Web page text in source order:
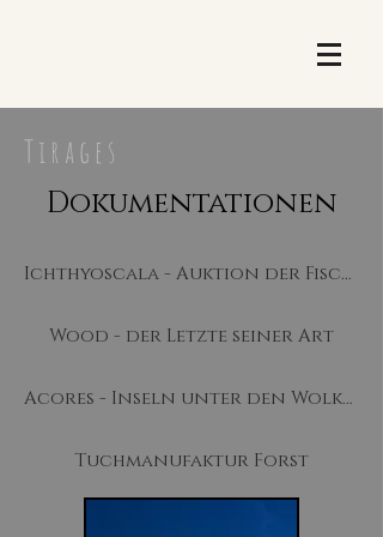
T i r a g e s
Dokumentationen
Ichthyoscala - Auktion der Fische
Wood - der Letzte seiner Art
Acores - Inseln unter den Wolken
Tuchmanufaktur Forst